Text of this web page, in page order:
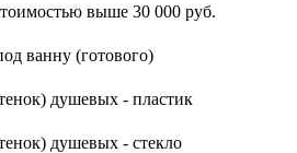
выше 30 000 руб.
ванну (готового)
душевых - пластик
душевых - стекло